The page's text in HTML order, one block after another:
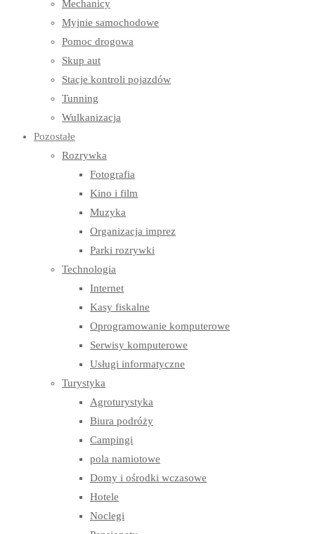
Mechanicy
Myjnie samochodowe
Pomoc drogowa
Skup aut
Stacje kontroli pojazdów
Tunning
Wulkanizacja
Pozostałe
Rozrywka
Fotografia
Kino i film
Muzyka
Organizacja imprez
Parki rozrywki
Technologia
Internet
Kasy fiskalne
Oprogramowanie komputerowe
Serwisy komputerowe
Usługi informatyczne
Turystyka
Agroturystyka
Biura podróży
Campingi
pola namiotowe
Domy i ośrodki wczasowe
Hotele
Noclegi